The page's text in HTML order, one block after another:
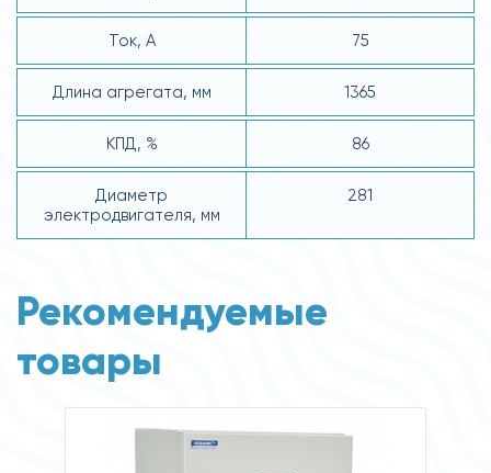
Ток, А 75
Длина агрегата, мм 1365
КПД, % 86
Диаметр
электродвигателя, мм
281
Рекомендуемые
товары